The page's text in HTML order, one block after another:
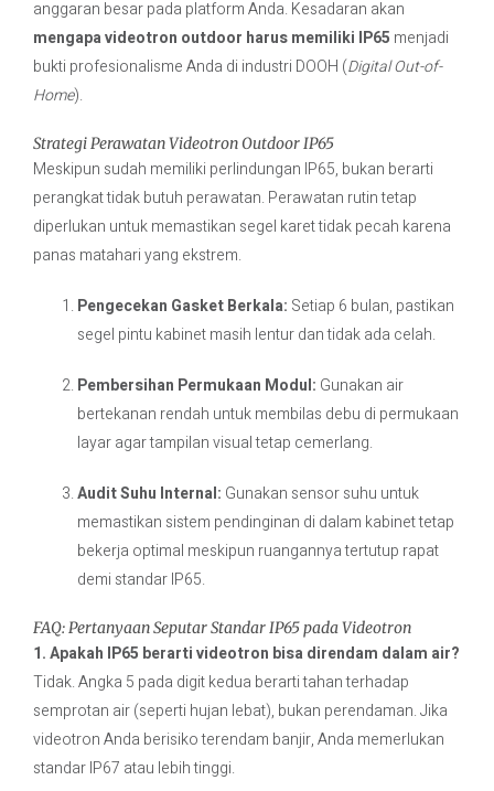
anggaran besar pada platform Anda. Kesadaran akan
mengapa videotron outdoor harus memiliki IP65 menjadi
bukti profesionalisme Anda di industri DOOH (Digital Out-of-
Home).
Strategi Perawatan Videotron Outdoor IP65
Meskipun sudah memiliki perlindungan IP65, bukan berarti
perangkat tidak butuh perawatan. Perawatan rutin tetap
diperlukan untuk memastikan segel karet tidak pecah karena
panas matahari yang ekstrem.
Pengecekan Gasket Berkala: Setiap 6 bulan, pastikan
segel pintu kabinet masih lentur dan tidak ada celah.
Pembersihan Permukaan Modul: Gunakan air
bertekanan rendah untuk membilas debu di permukaan
layar agar tampilan visual tetap cemerlang.
Audit Suhu Internal: Gunakan sensor suhu untuk
memastikan sistem pendinginan di dalam kabinet tetap
bekerja optimal meskipun ruangannya tertutup rapat
demi standar IP65.
FAQ: Pertanyaan Seputar Standar IP65 pada Videotron
1. Apakah IP65 berarti videotron bisa direndam dalam air?
Tidak. Angka 5 pada digit kedua berarti tahan terhadap
semprotan air (seperti hujan lebat), bukan perendaman. Jika
videotron Anda berisiko terendam banjir, Anda memerlukan
standar IP67 atau lebih tinggi.